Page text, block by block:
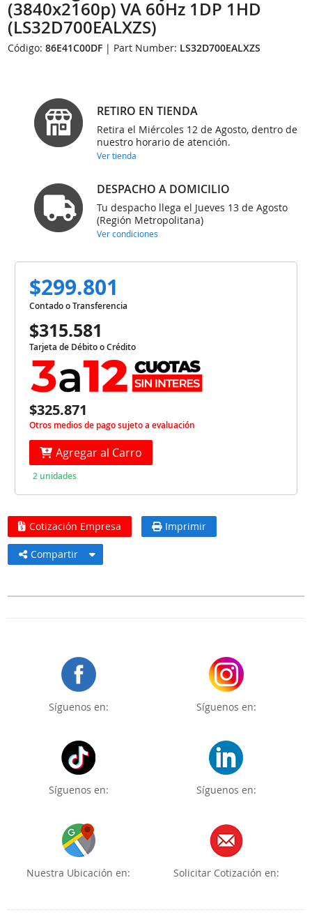
(3840x2160p) VA 60Hz 1DP 1HD
(LS32D700EALXZS)
Código:86E41C00DF | Part Number: LS32D700EALXZS
RETIRO EN TIENDA
Retira el Miércoles 12 de Agosto, dentro de
nuestro horario de atención.
Ver tienda
DESPACHO A DOMICILIO
Tu despacho llega el Jueves 13 de Agosto
(Región Metropolitana)
Ver condiciones
$299.801
Contado o Transferencia
$315.581
Tarjeta de Débito o Crédito
$325.871
Otros medios de pago sujeto a evaluación
Agregar al Carro
2 unidades
Cotización Empresa Imprimir
Compartir
Síguenos en: Síguenos en:
Síguenos en: Síguenos en:
Nuestra Ubicación en: Solicitar Cotización en: